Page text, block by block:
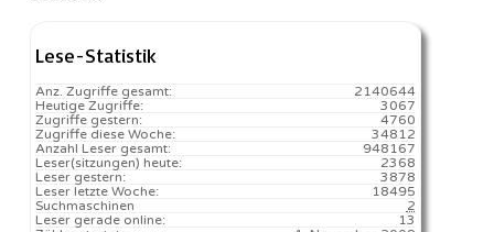
Lese-Statistik
2140644
Anz. Zugriffe gesamt:
3067
Heutige Zugriffe:
4760
Zugriffe gestern:
34812
Zugriffe diese Woche:
948167
Anzahl Leser gesamt:
2368️
Leser(sitzungen) heute:
3878
Leser gestern:
18495️
Leser letzte Woche:
2
Suchmaschinen
13
Leser gerade online: